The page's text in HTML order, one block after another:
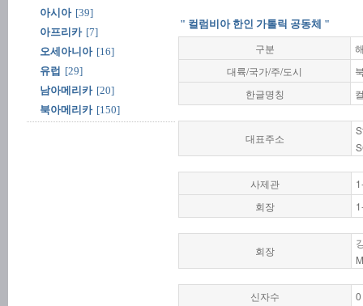
아시아 [39]
아프리카 [7]
오세아니아 [16]
유럽 [29]
남아메리카 [20]
북아메리카 [150]
" 컬럼비아 한인 가톨릭 공동체 "
구분
대륙/국가/주/도시
한글명칭
대표주소
사제관
회장
회장
신자수 0